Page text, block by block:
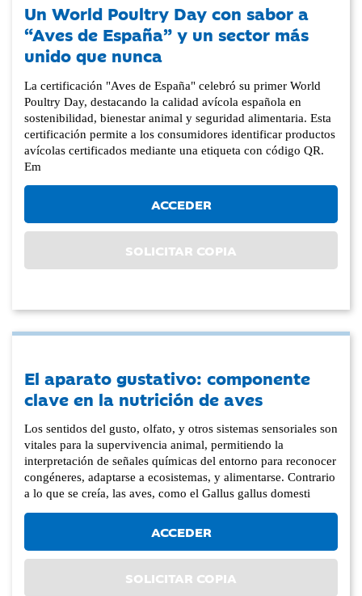
Un World Poultry Day con sabor a
“Aves de España” y un sector más
unido que nunca
La certificación "Aves de España" celebró su primer World
Poultry Day, destacando la calidad avícola española en
sostenibilidad, bienestar animal y seguridad alimentaria. Esta
certificación permite a los consumidores identificar productos
avícolas certificados mediante una etiqueta con código QR.
Em
ACCEDER
SOLICITAR COPIA
El aparato gustativo: componente
clave en la nutrición de aves
Los sentidos del gusto, olfato, y otros sistemas sensoriales son
vitales para la supervivencia animal, permitiendo la
interpretación de señales químicas del entorno para reconocer
congéneres, adaptarse a ecosistemas, y alimentarse. Contrario
a lo que se creía, las aves, como el Gallus gallus domesti
ACCEDER
SOLICITAR COPIA